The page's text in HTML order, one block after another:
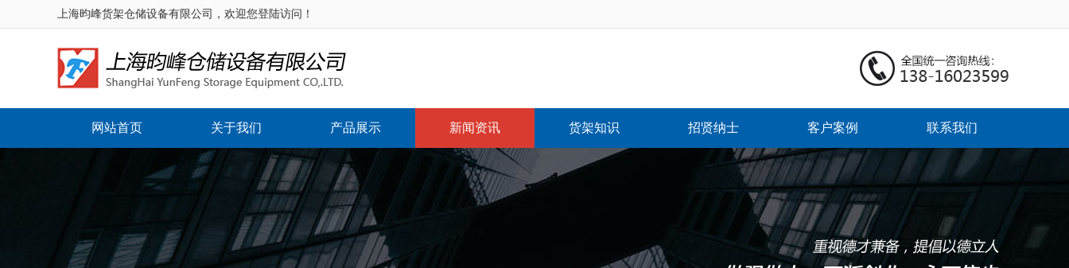
上海昀峰货架仓储设备有限公司，欢迎您登陆访问！
网站首页 关于我们 产品展示 新闻资讯 货架知识 招贤纳士 客户案例 联系我们